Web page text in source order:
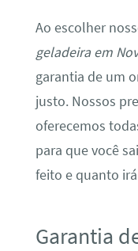
Ao escolher
geladeira em
garantia de um
justo. Nossos
oferecemos
para que você
feito e quanto
Garantia